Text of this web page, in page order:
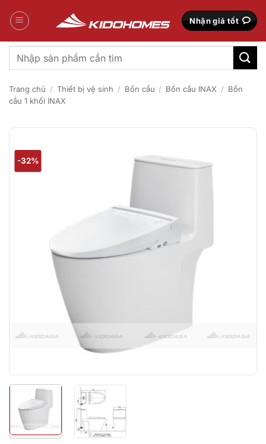
qua
Nhận giá tốt
Tìm
kiếm:
Trang chủ / Thiết bị vệ sinh / Bồn cầu / Bồn cầu INAX / Bồn
cầu 1 khối INAX
-32%